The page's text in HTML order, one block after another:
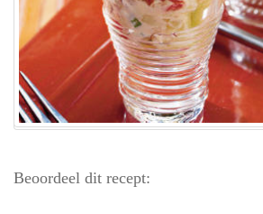
Beoordeel dit recept: